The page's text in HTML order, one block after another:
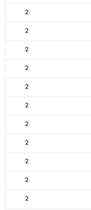
2
2
2
2
2
2
2
2
2
2
2